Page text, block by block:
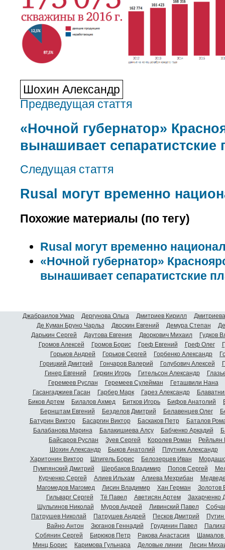
Шохин Александр
Предведущая стаття
«Ночной губернатор»
вынашивает сепаратистские
Следущая стаття
Rusal могут временно
Похожие материалы (по тегу)
Rusal могут временно
«Ночной губернатор»
вынашивает сепаратистские
Джабраилов Умар Дергунова Ольга Дмитриев Кирилл
Де Куман Бруно Чарльз
Двоскин Евгений Демура Степан
Дарькин Сергей
Даутова Евгения Дворкович Михаил
Гудков
Громов Алексей
Громов Борис Греф Евгений Греф Олег
Горьков Андрей
Горьков Сергей Горбенко Александр
Горицкий Дмитрий
Гончаров Валерий Голубович Алексей
Гинер Евгений
Гиркин Игорь Гительсон Александр
Геремеев Руслан
Геремеев Сулейман
Геташвили Нана
Гасангаджиев Гасан
Гарбер Марк Гарез Александр
Биков Артем
Билалов Ахмед Битков Игорь Бифов Анатолий
Бернштам Евгений
Безделов Дмитрий Белавенцев Олег
Батурин Виктор
Басаргин Виктор Баскаков Петр
Баталов
Балабанова Марина
Балакишиева Алсу Бабченко Аркадий
Байсаров Руслан
Зуев Сергей Королев Роман
Шохин Александр
Быков Анатолий Плутник Александр
Харитонин Виктор
Шпигель Борис Белозерцев Иван
Пумпянский Дмитрий
Щербаков Владимир Попов Сергей
Курченко Сергей
Алиев Ильхам Алиева Мехрибан
Магомедов Магомед
Лисин Владимир Хан Герман
Золотов
Гильварг Сергей
Тё Павел Аветисян Артем
Захарченко
Шульгинов Николай
Муров Андрей Ливинский Павел
Патрушев Николай
Патрушев Андрей Песков Дмитрий
Вайно Антон
Зюганов Геннадий Грудинин Павел
Собянин Сергей
Бирюков Петр Ракова Анастасия
Шамалов
Минц Борис
Каримова Гульнара Деловые линии
Лесин